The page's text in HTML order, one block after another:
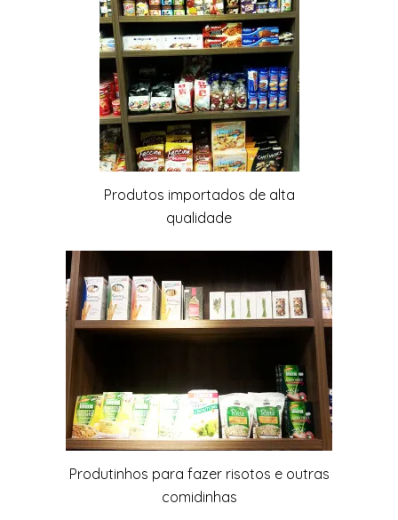
Produtos importados de alta
qualidade
Produtinhos para fazer risotos e outras
comidinhas